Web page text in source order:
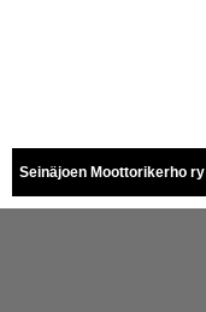
Seinäjoen Moottorikerho ry